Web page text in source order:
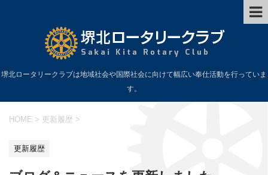
堺北ロータリークラブは地域社会や国際社会に向けて幅広い奉仕活動を行っていま
す。
HOME > 更新履歴 >
更新履歴